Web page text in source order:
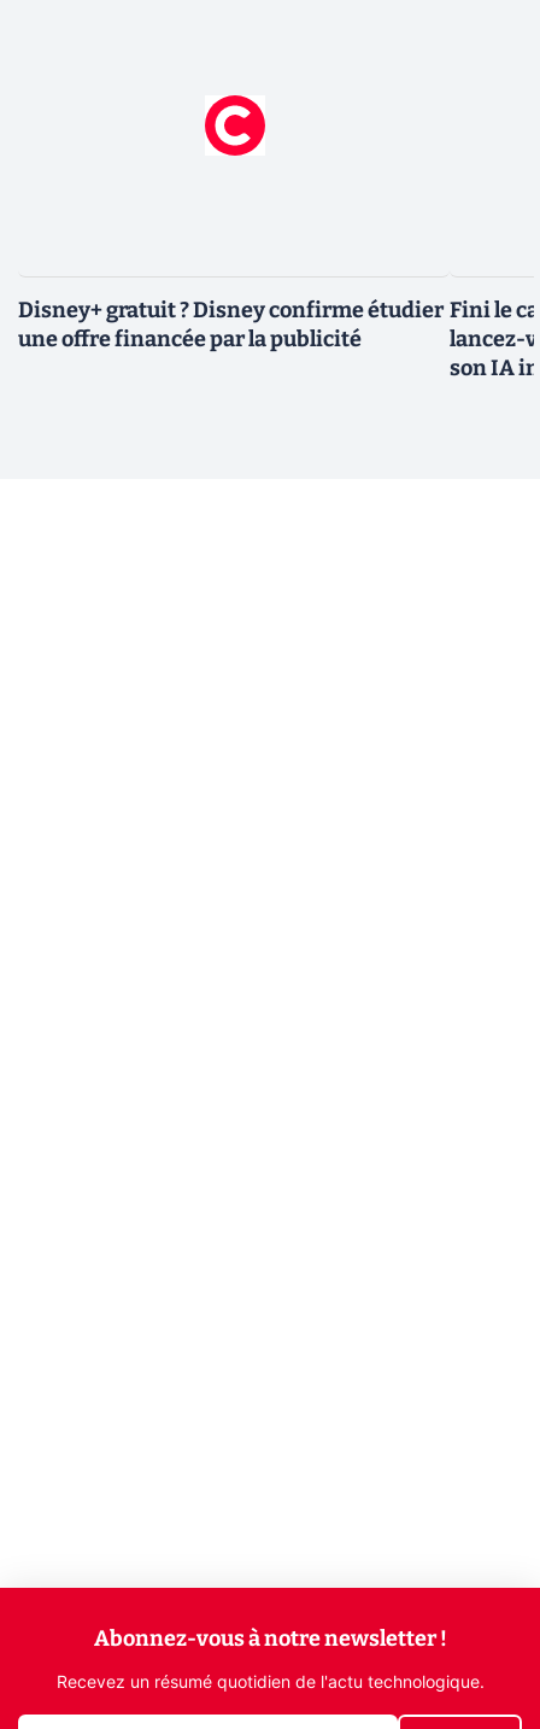
Disney+ gratuit ? Disney confirme étudier
une offre financée par la publicité
Fini le
lancez-
son IA
Abonnez-vous à notre newsletter !
Recevez un résumé quotidien de l'actu technologique.